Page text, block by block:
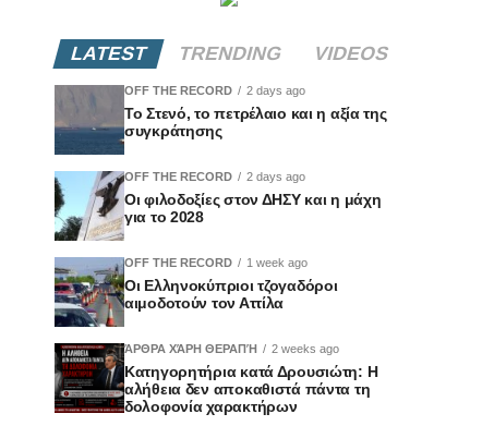
LATEST TRENDING VIDEOS
OFF THE RECORD 2 days ago
Το Στενό, το πετρέλαιο και η αξία της
συγκράτησης
OFF THE RECORD 2 days ago
Οι φιλοδοξίες στον ΔΗΣΥ και η μάχη
για το 2028
OFF THE RECORD 1 week ago
Οι Ελληνοκύπριοι τζογαδόροι
αιμοδοτούν τον Αττίλα
ΆΡΘΡΑ ΧΆΡΗ ΘΕΡΑΠΉ 2 weeks ago
Κατηγορητήρια κατά Δρουσιώτη: Η
αλήθεια δεν αποκαθιστά πάντα τη
δολοφονία χαρακτήρων